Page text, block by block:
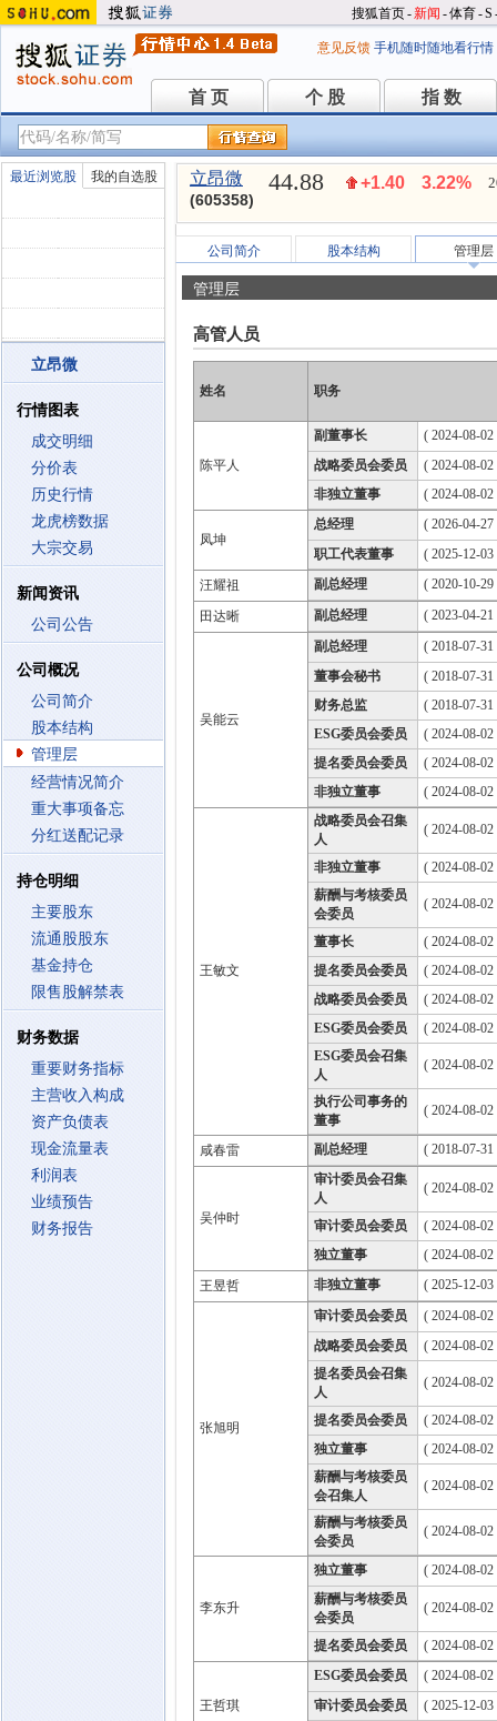
搜狐首页-新闻 -体育-S
意见反馈 手机随时随地看行情
首 页
首 页 个 股
个 股 指 数
指 数
最近浏览股 我的自选股
立昂微
行情图表
成交明细
分价表
历史行情
龙虎榜数据
大宗交易
新闻资讯
公司公告
公司概况
公司简介
股本结构
管理层
经营情况简介
重大事项备忘
分红送配记录
持仓明细
主要股东
流通股股东
基金持仓
限售股解禁表
财务数据
重要财务指标
主营收入构成
资产负债表
现金流量表
利润表
业绩预告
财务报告
立昂微
(605358)
44.88 +1.40 3.22%
公司简介 股本结构 管理层
管理层
高管人员
姓名 职务
陈平人
副董事长
( 2024-08-
战略委员会委员
( 2024-08-
非独立董事
( 2024-08-
凤坤
总经理
( 2026-04-
职工代表董事
( 2025-12-
汪耀祖
副总经理 ( 2020-10-
田达晰 副总经理 ( 2023-04-
吴能云
副总经理
( 2018-07-
董事会秘书
( 2018-07-
财务总监
( 2018-07-
ESG委员会委员
( 2024-08-
提名委员会委员
( 2024-08-
非独立董事
( 2024-08-
王敏文
战略委员会召集
人
( 2024-08-
非独立董事
( 2024-08-
薪酬与考核委员
会委员
( 2024-08-
董事长
( 2024-08-
提名委员会委员
( 2024-08-
战略委员会委员
( 2024-08-
ESG委员会委员
( 2024-08-
ESG委员会召集
人
( 2024-08-
执行公司事务的
董事
( 2024-08-
咸春雷 副总经理 ( 2018-07-
吴仲时
审计委员会召集
人
( 2024-08-
审计委员会委员
( 2024-08-
独立董事
( 2024-08-
王昱哲
非独立董事 ( 2025-12-
张旭明
审计委员会委员
( 2024-08-
战略委员会委员
( 2024-08-
提名委员会召集
人
( 2024-08-
提名委员会委员
( 2024-08-
独立董事
( 2024-08-
薪酬与考核委员
会召集人
( 2024-08-
薪酬与考核委员
会委员
( 2024-08-
李东升
独立董事
( 2024-08-
薪酬与考核委员
会委员
( 2024-08-
提名委员会委员 ( 2024-08-
王哲琪
ESG委员会委员
( 2024-08-
审计委员会委员
( 2025-12-